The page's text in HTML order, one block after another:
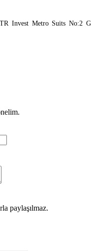
Invest Metro Suits No:2 G
paylaşılmaz.